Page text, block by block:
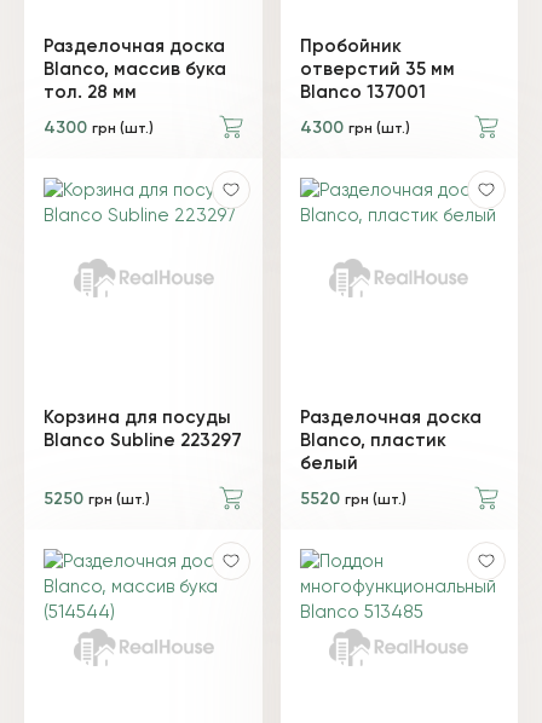
Разделочная доска
Blanco, массив бука
тол. 28 мм
4300 грн (шт.)
Пробойник
отверстий 35 мм
Blanco 137001
4300 грн (шт.)
Корзина для посуды
Blanco Subline 223297
5250 грн (шт.)
Разделочная доска
Blanco, пластик
белый
5520 грн (шт.)